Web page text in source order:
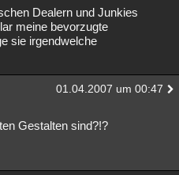
Gaming Filme
Dealern und Junkies
meine bevorzugte
sie irgendwelche
01.04.2007 um 00:47
Gestalten sind?!?